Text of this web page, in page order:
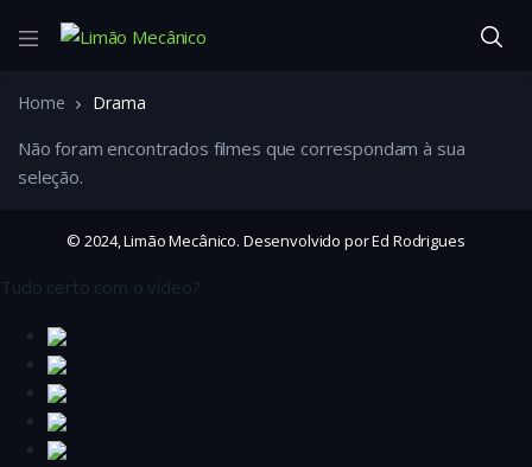
Home Drama
Não foram encontrados filmes que correspondam à sua
seleção.
© 2024, Limão Mecânico. Desenvolvido por Ed Rodrigues
Tudo certo com o vídeo?